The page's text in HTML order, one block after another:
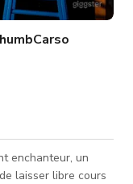
enchanteur, un
laisser libre cours